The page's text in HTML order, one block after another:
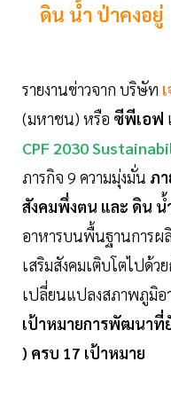
ดิน น้ำ ป่าคงอยู่
รายงานข่าวจาก บริษัท
(มหาชน) หรือ ซีพีเอฟ
CPF 2030
ภารกิจ 9 ความมุ่งมั่น ภ
สังคมพึ่งตน และ ดิน น้
อาหารบนพื้นฐานการผ
เสริมสังคมเติบโตไปด้ว
เปลี่ยนแปลงสภาพภูมิอ
เป้าหมายการพัฒนาที่
) ครบ 17 เป้าหมาย